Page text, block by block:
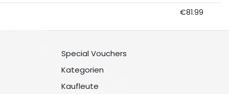
€81.99
Special Vouchers
Kategorien
Kaufleute